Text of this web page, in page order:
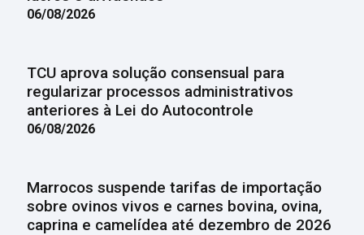
06/08/2026
TCU aprova solução consensual para
regularizar processos administrativos
anteriores à Lei do Autocontrole
06/08/2026
Marrocos suspende tarifas de importação
sobre ovinos vivos e carnes bovina, ovina,
caprina e camelídea até dezembro de 2026